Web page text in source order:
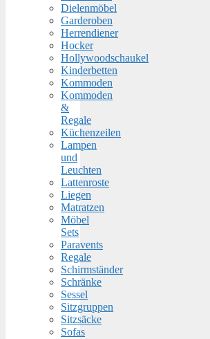
Dielenmöbel
Garderoben
Herrendiener
Hocker
Hollywoodschaukel
Kinderbetten
Kommoden
Kommoden
&
Regale
Küchenzeilen
Lampen
und
Leuchten
Lattenroste
Liegen
Matratzen
Möbel
Sets
Paravents
Regale
Schirmständer
Schränke
Sessel
Sitzgruppen
Sitzsäcke
Sofas